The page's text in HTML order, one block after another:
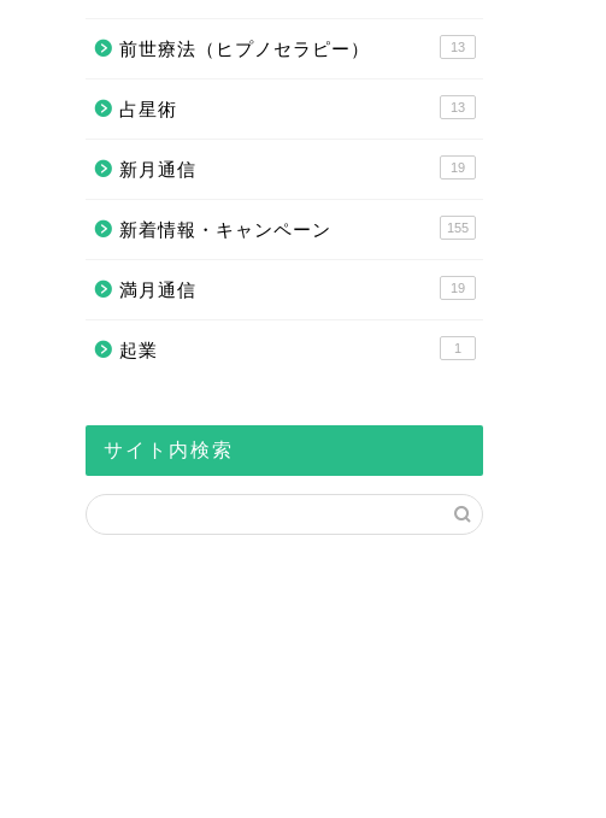
前世療法（ヒプノセラピー） 13
占星術 13
新月通信 19
新着情報・キャンペーン 155
満月通信 19
起業 1
サイト内検索